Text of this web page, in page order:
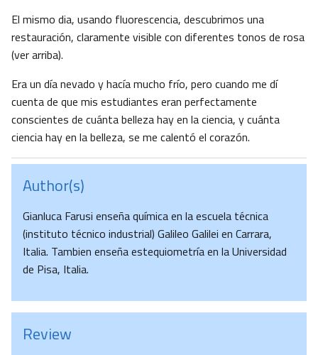
El mismo dia, usando fluorescencia, descubrimos una
restauración, claramente visible con diferentes tonos de rosa
(ver arriba).
Era un día nevado y hacía mucho frío, pero cuando me dí
cuenta de que mis estudiantes eran perfectamente
conscientes de cuánta belleza hay en la ciencia, y cuánta
ciencia hay en la belleza, se me calentó el corazón.
Author(s)
Gianluca Farusi enseña química en la escuela técnica
(instituto técnico industrial) Galileo Galilei en Carrara,
Italia. Tambien enseña estequiometría en la Universidad
de Pisa, Italia.
Review